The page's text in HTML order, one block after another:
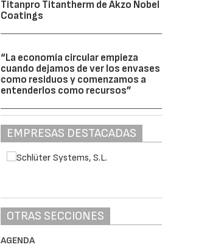
Titanpro Titantherm de Akzo Nobel
Coatings
“La economía circular empieza
cuando dejamos de ver los envases
como residuos y comenzamos a
entenderlos como recursos”
EMPRESAS DESTACADAS
OTRAS SECCIONES
AGENDA